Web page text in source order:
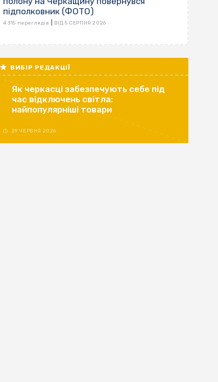
підполковник (ФОТО)
4 315 переглядів ВІД 5 СЕРПНЯ 2026
ВИБІР РЕДАКЦІЇ
Як черкасці забезпечують себе під
час відключень світла:
найпопулярніші товари
29 ЧЕРВНЯ 2026